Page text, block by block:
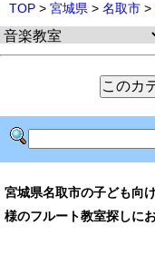
TOP > 宮城県 > 名取市 >
宮城県名取市の子ども向
様のフルート教室探しに